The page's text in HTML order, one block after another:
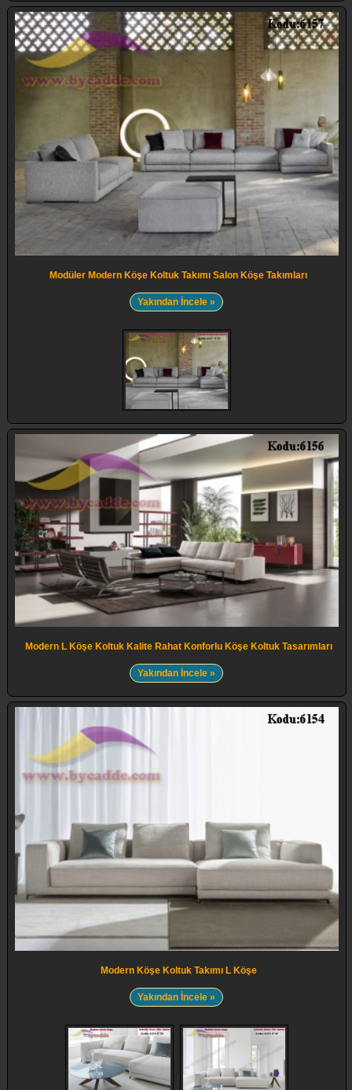
Modüler Modern Köşe Koltuk Takımı Salon Köşe Takımları
Yakından İncele »
Modern L Köşe Koltuk Kalite Rahat Konforlu Köşe Koltuk Tasarımları
Yakından İncele »
Modern Köşe Koltuk Takımı L Köşe
Yakından İncele »